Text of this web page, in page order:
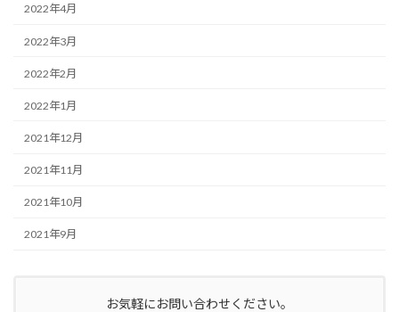
2022年4月
2022年3月
2022年2月
2022年1月
2021年12月
2021年11月
2021年10月
2021年9月
お気軽にお問い合わせください。